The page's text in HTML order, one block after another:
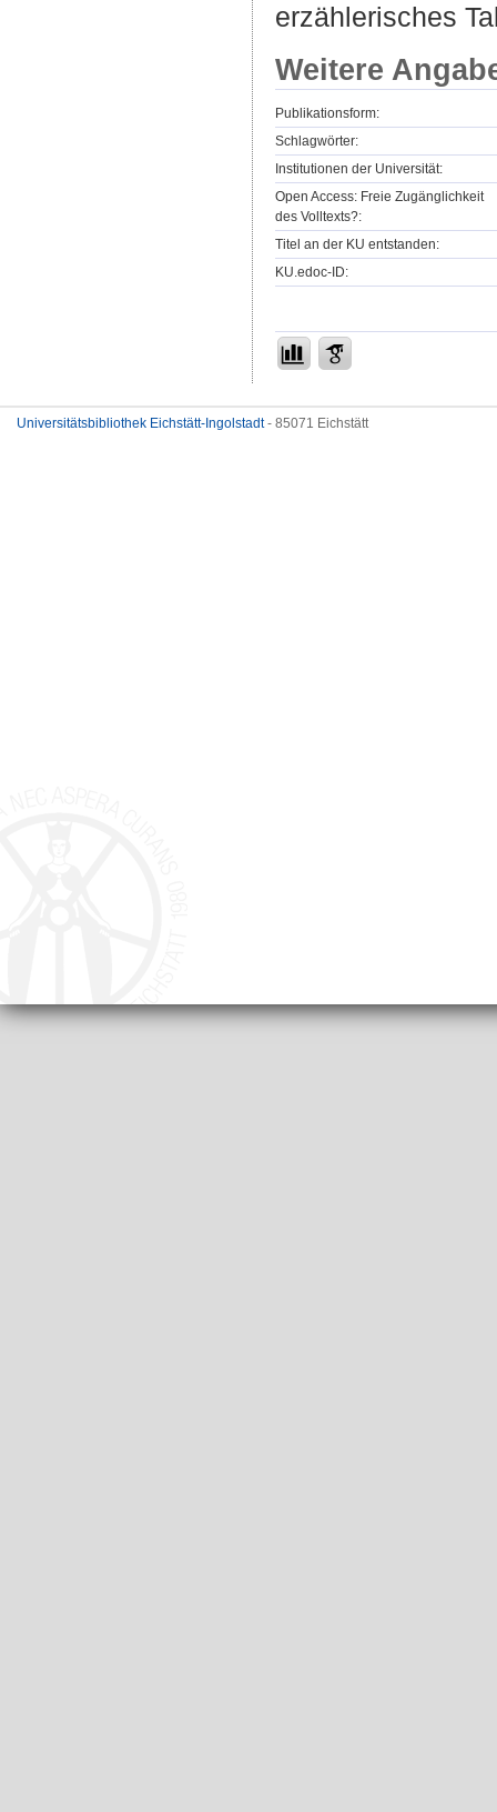
erzählerisches
Weitere
Publikationsform:
Schlagwörter:
Institutionen der Universität:
Open Access: Freie Zugänglichkeit
des Volltexts?:
Titel an der KU entstanden:
KU.edoc-ID:
Universitätsbibliothek Eichstätt-Ingolstadt- 85071 Eichstätt